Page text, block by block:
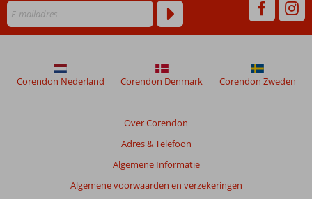
Over Corendon
Adres & Telefoon
Algemene Informatie
Algemene voorwaarden en verzekeringen
Corendon Nederland Corendon Denmark Corendon Zweden